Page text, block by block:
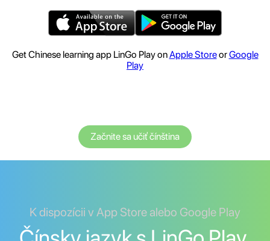
Get Chinese learning app LinGo Play onApple StoreorGoogle
Play
Začnite sa učiť čínština
K dispozícii v App Store alebo Google Play